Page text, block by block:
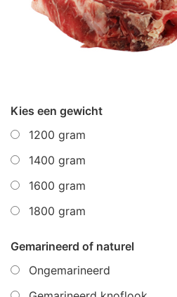
Kies een gewicht
1200 gram
1400 gram
1600 gram
1800 gram
Gemarineerd of naturel
Ongemarineerd